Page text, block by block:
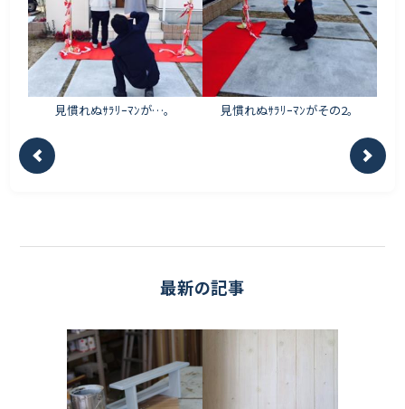
見慣れぬｻﾗﾘｰﾏﾝが…。 見慣れぬｻﾗﾘｰﾏﾝがその2。
最新の記事